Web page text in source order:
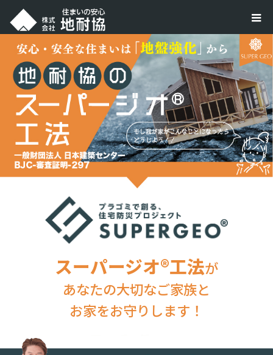
スーパージオ®工法が
あなたの大切なご家族と
お家をお守りします！